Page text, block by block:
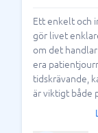
Ett enkelt och
gör livet
om det
era
tidskrävande,
är viktigt både